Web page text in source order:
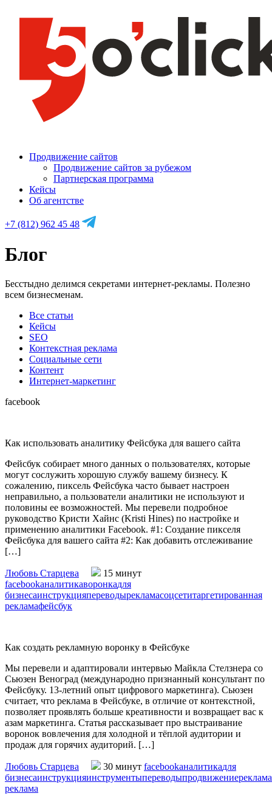
Продвижение сайтов
Продвижение сайтов за рубежом
Партнерская программа
Кейсы
Об агентстве
+7 (812) 962 45 48
Блог
Бесстыдно делимся секретами интернет-рекламы. Полезно
всем бизнесменам.
Все статьи
Кейсы
SEO
Контекстная реклама
Социальные сети
Контент
Интернет-маркетинг
facebook
Как использовать аналитику Фейсбука для вашего сайта
Фейсбук собирает много данных о пользователях, которые
могут сослужить хорошую службу вашему бизнесу. К
сожалению, пиксель Фейсбука часто бывает настроен
неправильно, а пользователи аналитики не используют и
половины ее возможностей. Мы перевели подробное
руководство Кристи Хайнс (Kristi Hines) по настройке и
применению аналитики Facebook. #1: Создание пикселя
Фейсбука для вашего сайта #2: Как добавить отслеживание
[…]
Любовь Старцева
15 минут
facebookаналитикаворонкадля
бизнесаинструкцияпереводырекламасоцсетитаргетированная
рекламафейсбук
Как создать рекламную воронку в Фейсбуке
Мы перевели и адаптировали интервью Майкла Стелзнера со
Сьюзен Веноград (международно признанный консультант по
Фейсбуку. 13-летний опыт цифрового маркетинга). Сьюзен
считает, что реклама в Фейсбуке, в отличие от контекстной,
позволяет проявлять больше креативности и возвращает вас к
азам маркетинга. Статья рассказывает про выстраивание
воронок вовлечения для холодной и тёплой аудитории и
продаж для горячих аудиторий. […]
Любовь Старцева 30 минут facebookаналитикадля
бизнесаинструкцияинструментыпереводыпродвижениереклама
реклама